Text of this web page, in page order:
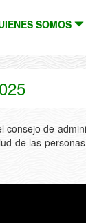
SOMOS
de
de las